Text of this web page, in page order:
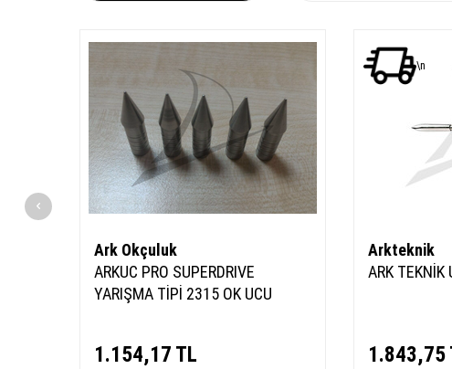
Ark Okçuluk
ARKUC PRO SUPERDRIVE
YARIŞMA TİPİ 2315 OK UCU
1.154,17 TL
\n
Arkteknik
ARK TEKNİK
1.843,75